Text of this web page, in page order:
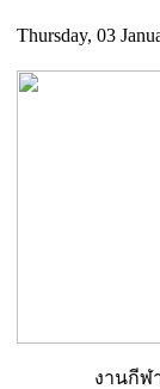
Thursday, 03
งานกีฬ